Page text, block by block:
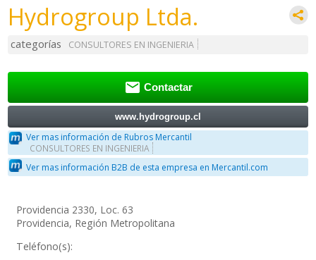
Hydrogroup Ltda.
categorías CONSULTORES EN INGENIERIA
 Contactar
www.hydrogroup.cl
Ver mas información de Rubros Mercantil
CONSULTORES EN INGENIERIA
Ver mas información B2B de esta empresa en Mercantil.com
Providencia 2330, Loc. 63
Providencia, Región Metropolitana
Teléfono(s):